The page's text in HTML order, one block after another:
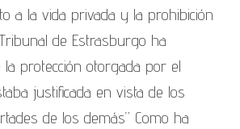
a la vida privada y la prohibición
de Estrasburgo ha
la protección otorgada por el
justificada en vista de los
de los demás” Como ha